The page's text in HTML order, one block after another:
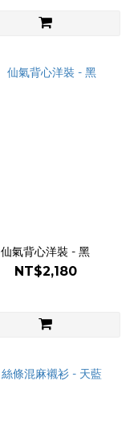
仙氣背心洋裝 - 黑
NT$2,180